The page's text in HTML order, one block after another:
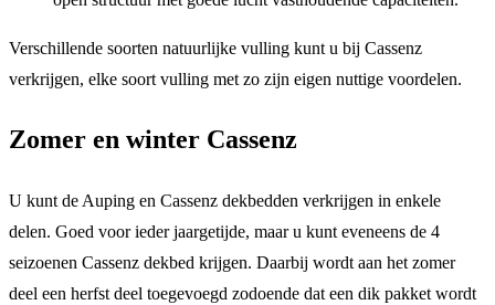
Verschillende soorten natuurlijke vulling kunt u bij Cassenz
verkrijgen, elke soort vulling met zo zijn eigen nuttige voordelen.
Zomer en winter Cassenz
U kunt de Auping en Cassenz dekbedden verkrijgen in enkele
delen. Goed voor ieder jaargetijde, maar u kunt eveneens de 4
seizoenen Cassenz dekbed krijgen. Daarbij wordt aan het zomer
deel een herfst deel toegevoegd zodoende dat een dik pakket wordt